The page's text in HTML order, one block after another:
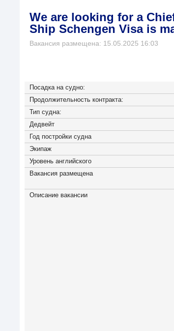
We are looking for a
Ship Schengen Visa is
Вакансия размещена: 15.05.2025 16:03
Посадка на судно:
Продолжительность контракта:
Тип судна:
Дедвейт
Год постройки судна
Экипаж
Уровень английского
Вакансия размещена
Описание вакансии